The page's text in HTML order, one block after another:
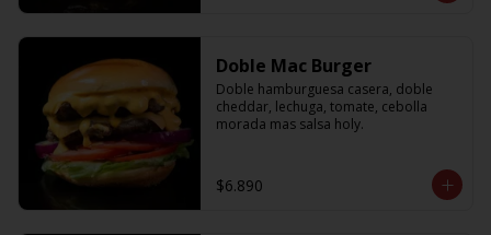
Doble Mac Burger
Doble hamburguesa casera, doble
cheddar, lechuga, tomate, cebolla
morada mas salsa holy.
$6.890